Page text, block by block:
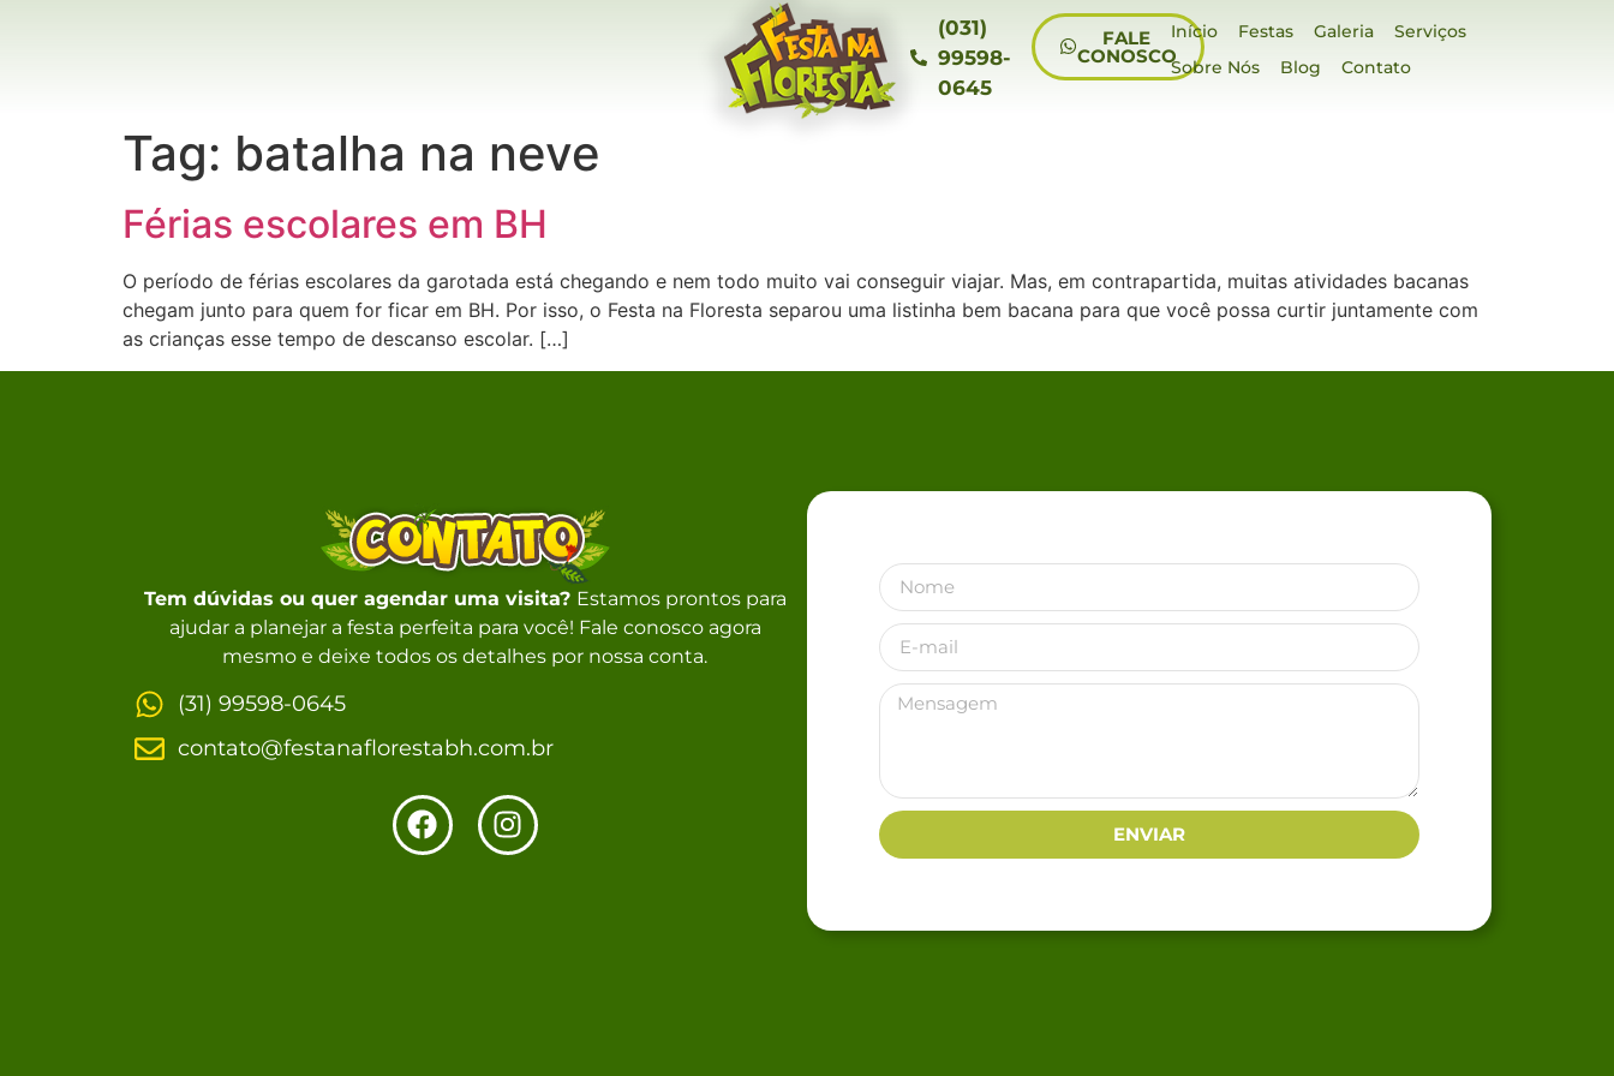
(031)
99598-
0645
FALE
CONOSCO
Início Festas Galeria
Serviços
Sobre Nós
Blog Contato
Tag: batalha na neve
Férias escolares em BH
O período de férias escolares da garotada está chegando e nem todo muito vai conseguir viajar. Mas, em contrapartida, muitas atividades bacanas
chegam junto para quem for ficar em BH. Por isso, o Festa na Floresta separou uma listinha bem bacana para que você possa curtir juntamente com
as crianças esse tempo de descanso escolar. […]
Tem dúvidas ou quer agendar uma visita? Estamos prontos para
ajudar a planejar a festa perfeita para você! Fale conosco agora
mesmo e deixe todos os detalhes por nossa conta.
(31) 99598-0645
contato@festanaflorestabh.com.br
ENVIAR